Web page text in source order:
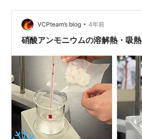
VCPteam’s blog • 4年前
硝酸アンモニウムの溶解熱・吸熱